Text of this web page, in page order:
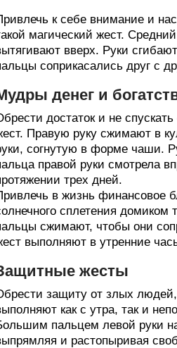
к себе внимание и
магический жест.
вверх. Руки
соприкасались друг с
денег и
достаток и не
Правую руку сжимают в
согнутую в форме чаши.
правой руки смотрела
трех дней.
в жизнь финансовое
сплетения домиком
сжимают, чтобы они
выполняют в утренние
жесты
защиту от злых людей,
как с утра, так и
пальцем левой руки
и растопыривая